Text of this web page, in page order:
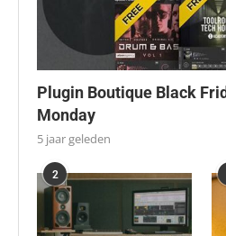
Plugin Boutique Black
Monday
5 jaar geleden
2